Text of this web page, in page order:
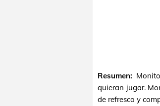
Resumen:
quieran jugar.
de refresco y